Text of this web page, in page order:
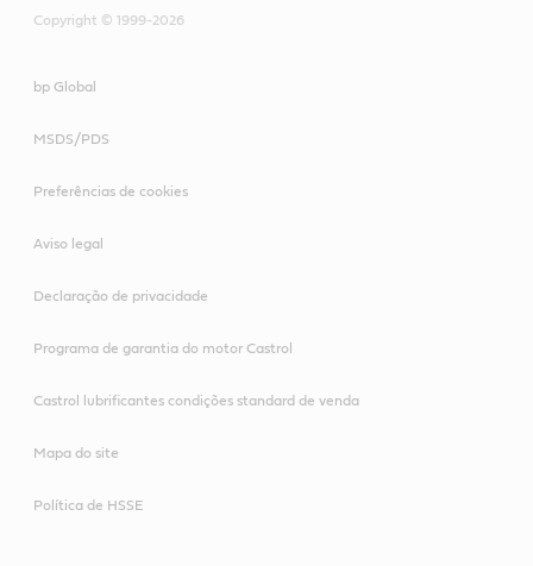
Copyright © 1999-2026
bp Global
MSDS/PDS
Preferências de cookies
Aviso legal
Declaração de privacidade
Programa de garantia do motor Castrol
Castrol lubrificantes condições standard de venda
Mapa do site
Política de HSSE